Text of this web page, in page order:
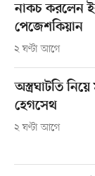
নাকচ করলেন
পেজেশকিয়ান
২ ঘণ্টা আগে
অস্ত্রঘাটতি
হেগসেথ
২ ঘণ্টা আগে